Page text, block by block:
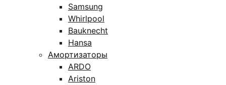
Samsung
Whirlpool
Bauknecht
Hansa
Амортизаторы
ARDO
Ariston